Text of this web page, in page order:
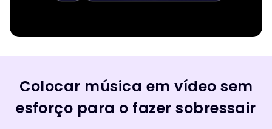
Colocar música em vídeo sem
esforço para o fazer sobressair